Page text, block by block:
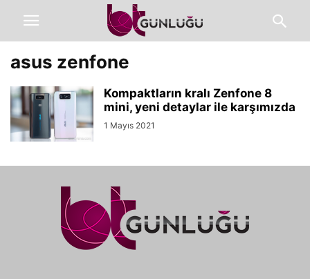
asus zenfone
Kompaktların kralı Zenfone 8
mini, yeni detaylar ile karşımızda
1 Mayıs 2021